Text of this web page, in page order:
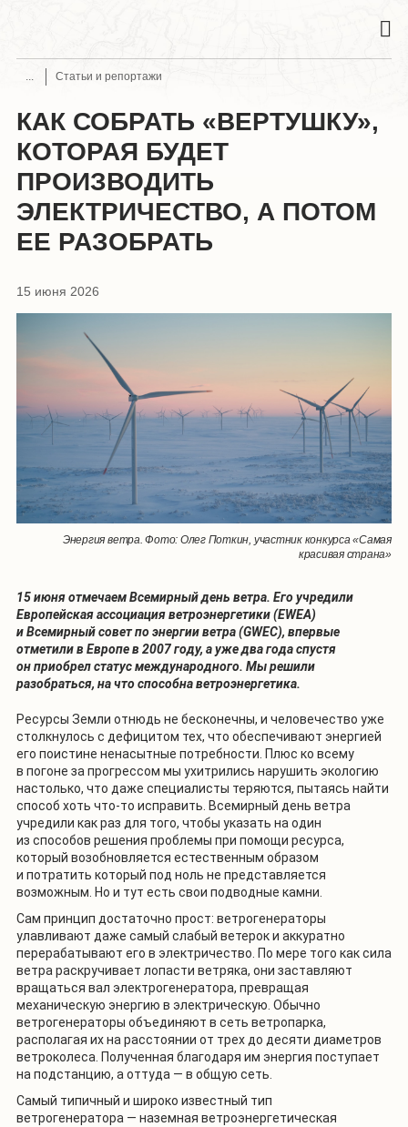
Статьи и репортажи
КАК СОБРАТЬ «ВЕРТУШКУ»,
КОТОРАЯ БУДЕТ
ПРОИЗВОДИТЬ
ЭЛЕКТРИЧЕСТВО, А ПОТОМ
ЕЕ РАЗОБРАТЬ
15 июня 2026
Энергия ветра. Фото: Олег Поткин, участник конкурса «Самая
красивая страна»
15 июня отмечаем Всемирный день ветра. Его учредили
Европейская ассоциация ветроэнергетики (EWEA)
и Всемирный совет по энергии ветра (GWEC), впервые
отметили в Европе в 2007 году, а уже два года спустя
он приобрел статус международного. Мы решили
разобраться, на что способна ветроэнергетика.
Ресурсы Земли отнюдь не бесконечны, и человечество уже
столкнулось с дефицитом тех, что обеспечивают энергией
его поистине ненасытные потребности. Плюс ко всему
в погоне за прогрессом мы ухитрились нарушить экологию
настолько, что даже специалисты теряются, пытаясь найти
способ хоть что-то исправить. Всемирный день ветра
учредили как раз для того, чтобы указать на один
из способов решения проблемы при помощи ресурса,
который возобновляется естественным образом
и потратить который под ноль не представляется
возможным. Но и тут есть свои подводные камни.
Сам принцип достаточно прост: ветрогенераторы
улавливают даже самый слабый ветерок и аккуратно
перерабатывают его в электричество. По мере того как сила
ветра раскручивает лопасти ветряка, они заставляют
вращаться вал электрогенератора, превращая
механическую энергию в электрическую. Обычно
ветрогенераторы объединяют в сеть ветропарка,
располагая их на расстоянии от трех до десяти диаметров
ветроколеса. Полученная благодаря им энергия поступает
на подстанцию, а оттуда — в общую сеть.
Самый типичный и широко известный тип
ветрогенератора — наземная ветроэнергетическая